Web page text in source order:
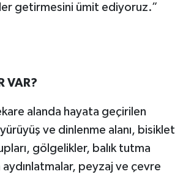
getirmesini ümit ediyoruz.”
VAR?
alanda hayata geçirilen
ve dinlenme alanı, bisiklet
gölgelikler, balık tutma
aydınlatmalar, peyzaj ve çevre